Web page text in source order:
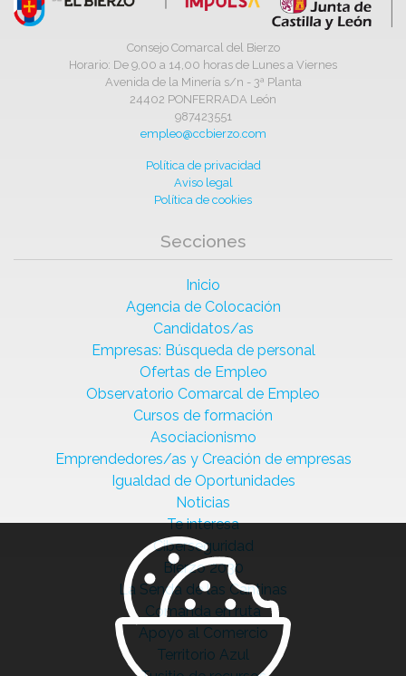
Consejo Comarcal del Bierzo
Horario: De 9,00 a 14,00 horas de Lunes a Viernes
Avenida de la Minería s/n - 3ª Planta
24402 PONFERRADA León
987423551
empleo@ccbierzo.com
Política de privacidad
Aviso legal
Política de cookies
Secciones
Inicio
Agencia de Colocación
Candidatos/as
Empresas: Búsqueda de personal
Ofertas de Empleo
Observatorio Comarcal de Empleo
Cursos de formación
Asociacionismo
Emprendedores/as y Creación de empresas
Igualdad de Oportunidades
Noticias
Te interesa
Ciberseguridad
Bierzo 2030
La Senda de las Cantinas
Comanda en ruta
Apoyo al Comercio
Territorio Azul